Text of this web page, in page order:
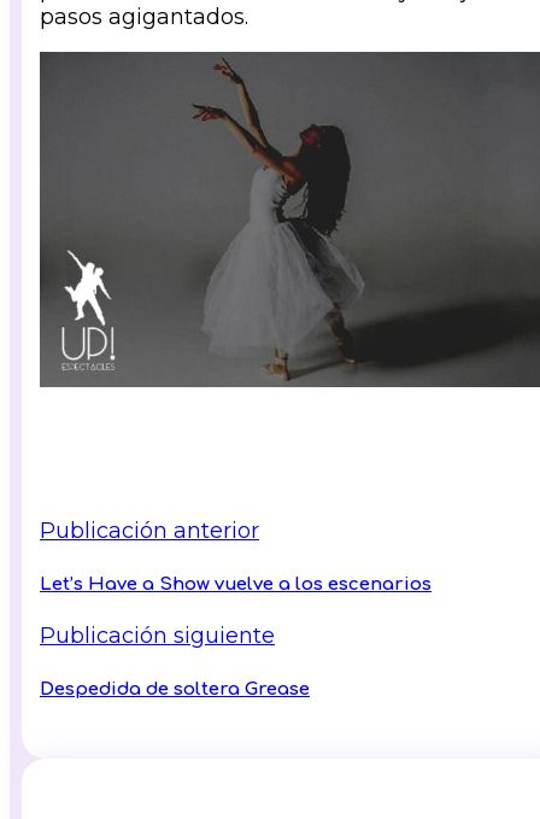
pasos agigantados.
Publicación anterior
Let’s Have a Show vuelve a los escenarios
Publicación siguiente
Despedida de soltera Grease